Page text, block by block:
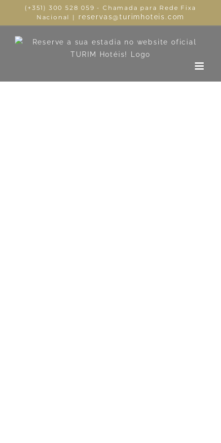
(+351) 300 528 059 - Chamada para Rede Fixa
Nacional
| reservas@turimhoteis.com